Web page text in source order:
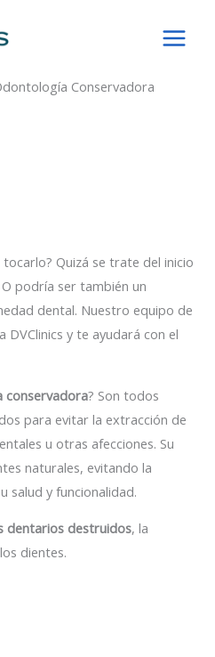
Conservadora
Quizá se trate del inicio
podría ser también un
dental. Nuestro equipo de
DVClinics y te ayudará con el
conservadora? Son todos
para evitar la extracción de
u otras afecciones. Su
naturales, evitando la
salud y funcionalidad.
dentarios destruidos, la
dientes.